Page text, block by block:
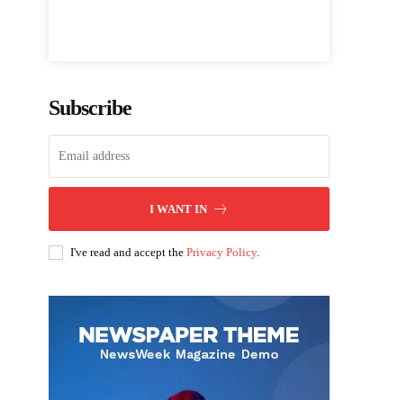
Subscribe
I WANT IN
I've read and accept thePrivacy Policy.